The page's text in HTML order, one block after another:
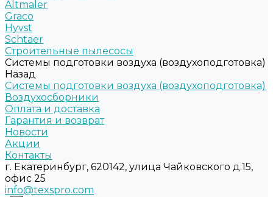
Altmaler
Graco
Hyvst
Schtaer
Строительные пылесосы
Системы подготовки воздуха (воздухоподготовка)
Назад
Системы подготовки воздуха (воздухоподготовка)
Воздухосборники
Оплата и доставка
Гарантия и возврат
Новости
Акции
Контакты
г. Екатеринбург, 620142, улица Чайковского д.15,
офис 25
info@texspro.com